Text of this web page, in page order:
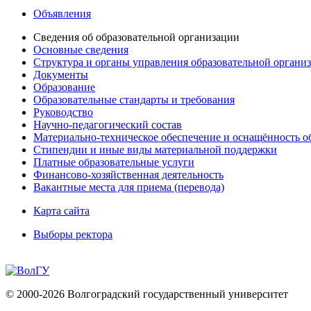
Объявления
Сведения об образовательной организации
Основные сведения
Структура и органы управления образовательной
Документы
Образование
Образовательные стандарты и требования
Руководство
Научно-педагогический состав
Материально-техническое обеспечение и оснащённость
Стипендии и иные виды материальной поддержки
Платные образовательные услуги
Финансово-хозяйственная деятельность
Вакантные места для приема (перевода)
Карта сайта
Выборы ректора
© 2000-2026 Волгоградский государственный университет